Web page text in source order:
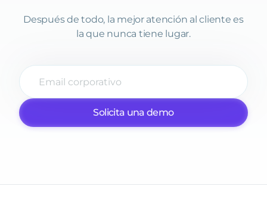
Después de todo, la mejor atención al cliente es
la que nunca tiene lugar.
Solicita una demo